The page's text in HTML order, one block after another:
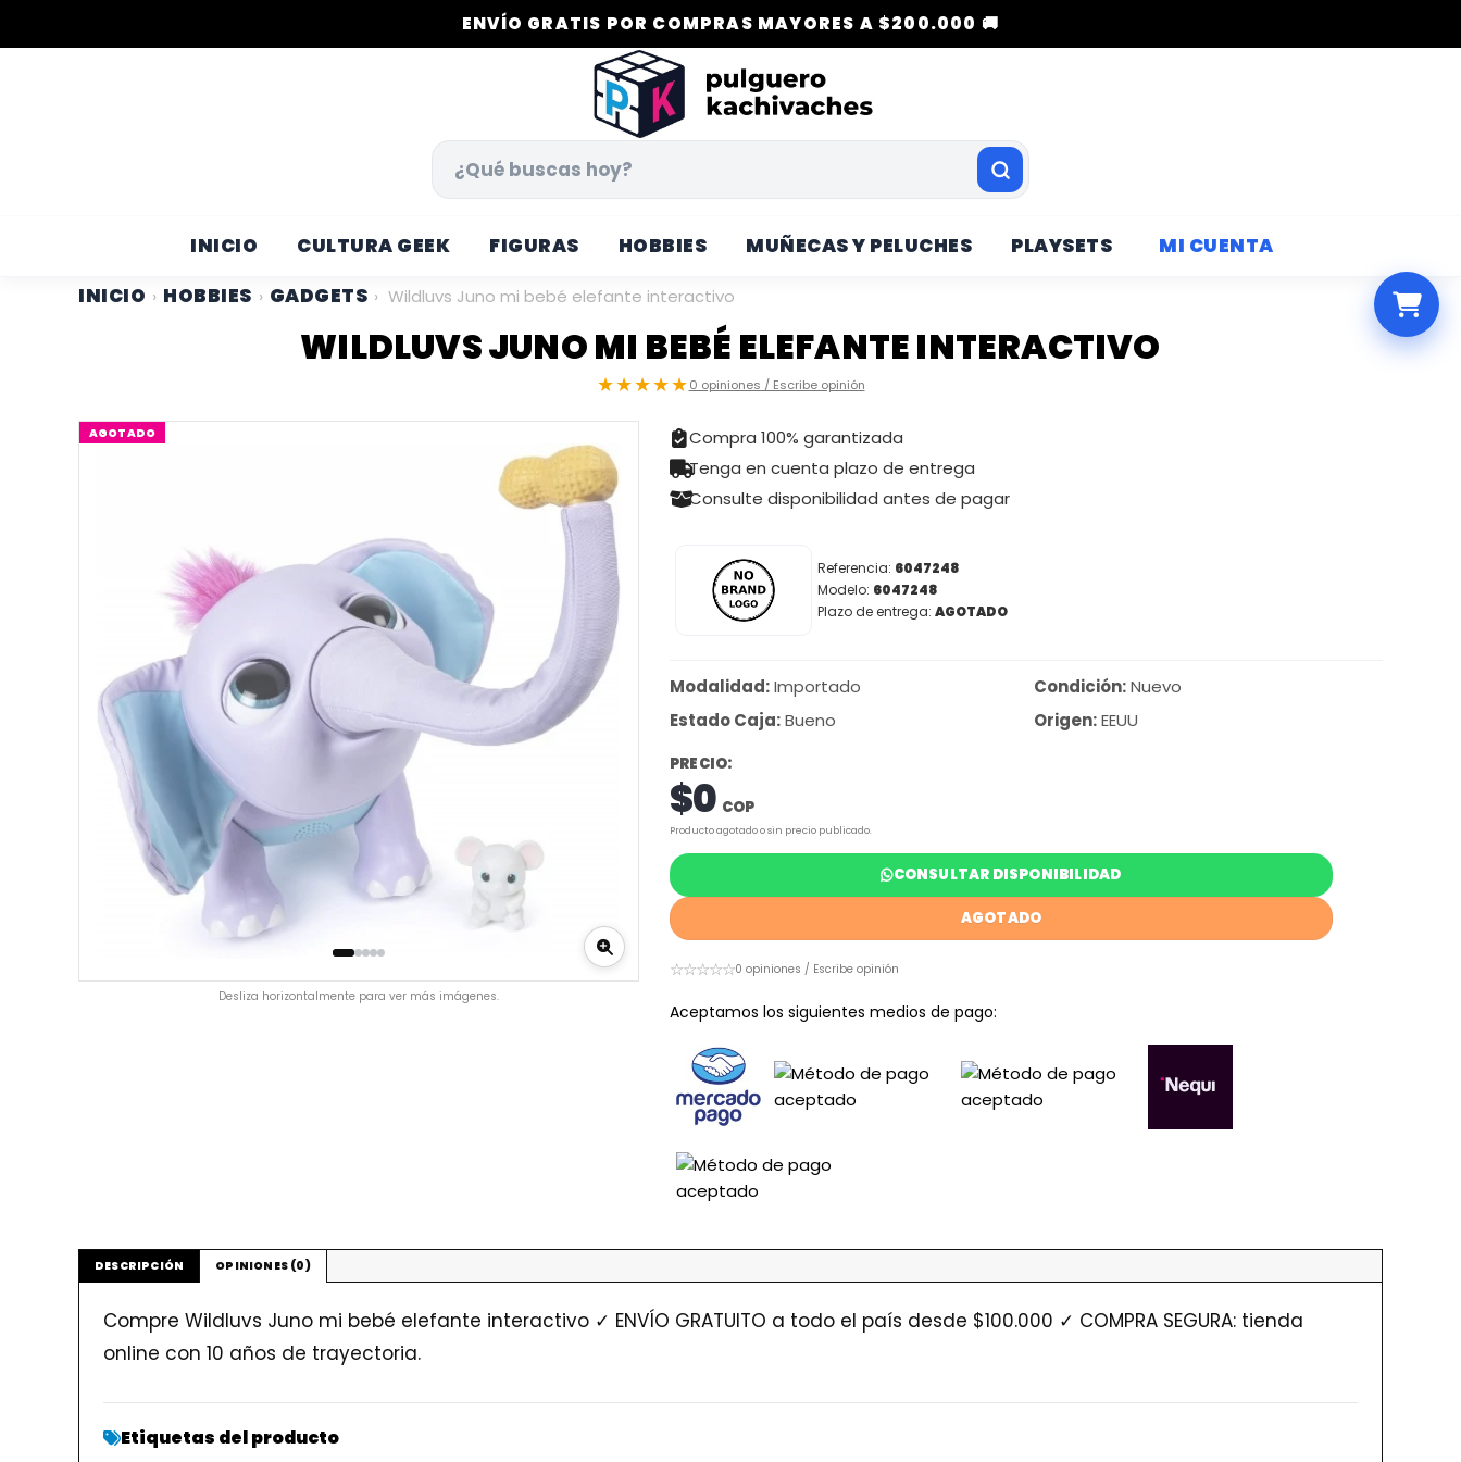
ENVÍO GRATIS POR COMPRAS MAYORES A $200.000 🚚
INICIO CULTURA GEEK FIGURAS HOBBIES MUÑECAS Y PELUCHES PLAYSETS
MI CUENTA
INICIO › HOBBIES › GADGETS › Wildluvs Juno mi bebé elefante interactivo
WILDLUVS JUNO MI BEBÉ ELEFANTE INTERACTIVO
★★★★★0 opiniones / Escribe opinión
AGOTADO
Desliza horizontalmente para ver más imágenes.
Compra 100% garantizada
Tenga en cuenta plazo de entrega
Consulte disponibilidad antes de pagar
Referencia: 6047248
Modelo: 6047248
Plazo de entrega: AGOTADO
Modalidad:Importado Condición:Nuevo
Estado Caja:Bueno Origen:EEUU
PRECIO:
$0 COP
Producto agotado o sin precio publicado.
CONSULTAR DISPONIBILIDAD
AGOTADO
☆☆☆☆☆0 opiniones / Escribe opinión
Aceptamos los siguientes medios de pago:
DESCRIPCIÓN OPINIONES (0)
Compre Wildluvs Juno mi bebé elefante interactivo ✓ ENVÍO GRATUITO a todo el país desde $100.000 ✓ COMPRA SEGURA: tienda
online con 10 años de trayectoria.
Etiquetas del producto